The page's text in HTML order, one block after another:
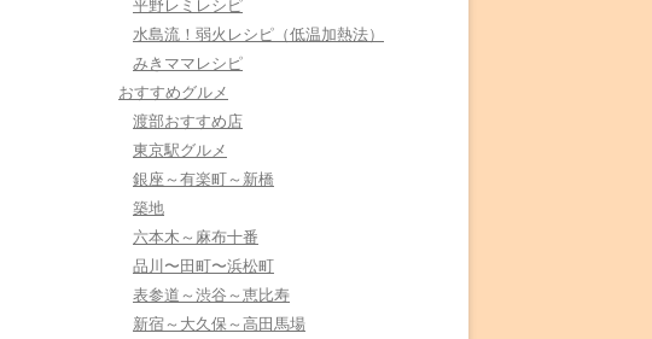
平野レミレシピ
水島流！弱火レシピ（低温加熱法）
みきママレシピ
おすすめグルメ
渡部おすすめ店
東京駅グルメ
銀座～有楽町～新橋
築地
六本木～麻布十番
品川〜田町〜浜松町
表参道～渋谷～恵比寿
新宿～大久保～高田馬場